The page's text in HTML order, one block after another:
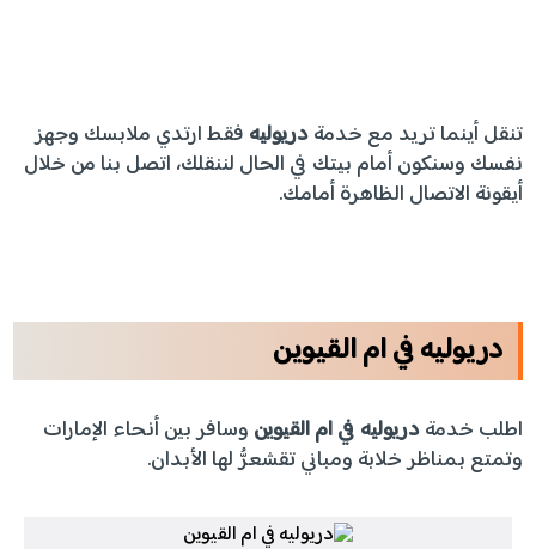
تنقل أينما تريد مع خدمةدريوليه فقط ارتدي ملابسك وجهز
نفسك وسنكون أمام بيتك في الحال لننقلك، اتصل بنا من خلال
أيقونة الاتصال الظاهرة أمامك.
دريوليه في ام القيوين
اطلب خدمةدريوليه في ام القيوين وسافر بين أنحاء الإمارات
وتمتع بمناظر خلابة ومباني تقشعرُّ لها الأبدان.